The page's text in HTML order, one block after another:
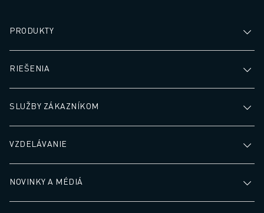
PRODUKTY
RIEŠENIA
SLUŽBY ZÁKAZNÍKOM
VZDELÁVANIE
NOVINKY A MÉDIÁ